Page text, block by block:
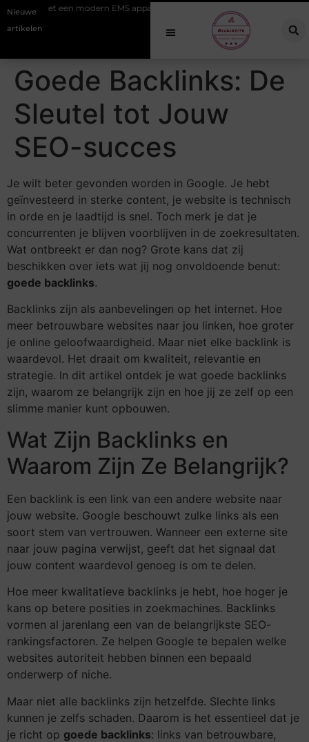
Nieuwe
artikelen
met een modern EMS apparaat
Goede Backlinks: De
Sleutel tot Jouw
SEO-succes
Je wilt beter gevonden worden in Google. Je hebt
geïnvesteerd in sterke content, je website is technisch
in orde en je laadtijd is snel. Toch merk je dat je
concurrenten je blijven voorblijven in de zoekresultaten.
Wat ontbreekt er dan nog? Grote kans dat zij
beschikken over iets wat jij nog onvoldoende benut:
goede backlinks.
Backlinks zijn als aanbevelingen op het internet. Hoe
meer betrouwbare websites naar jou linken, hoe groter
je online geloofwaardigheid. Maar niet elke backlink is
waardevol. Het draait om kwaliteit, relevantie en
strategie. In dit artikel ontdek je wat goede backlinks
zijn, waarom ze belangrijk zijn en hoe jij ze zelf op een
slimme manier kunt opbouwen.
Wat Zijn Backlinks en
Waarom Zijn Ze Belangrijk?
Een backlink is een link van een andere website naar
jouw website. Google beschouwt zulke links als een
soort stem van vertrouwen. Wanneer een externe site
naar jouw pagina verwijst, geeft dat het signaal dat
jouw content waardevol genoeg is om te delen.
Hoe meer kwalitatieve backlinks je hebt, hoe hoger je
kans op betere posities in zoekmachines. Backlinks
vormen al jarenlang een van de belangrijkste SEO-
rankingsfactoren. Ze helpen Google te bepalen welke
websites autoriteit hebben binnen een bepaald
onderwerp of niche.
Maar niet alle backlinks zijn hetzelfde. Slechte links
kunnen je zelfs schaden. Daarom is het essentieel dat je
je richt op goede backlinks: links van betrouwbare,